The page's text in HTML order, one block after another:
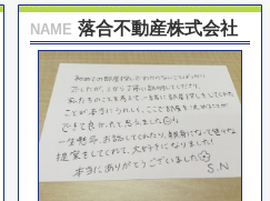
NAME 落合不動産株式会社